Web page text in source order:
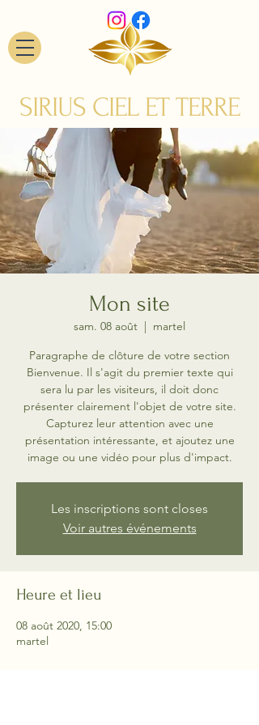
SIRIUS CIEL ET TERRE
Mon site
sam. 08 août
  |
martel
Paragraphe de clôture de votre section
Bienvenue. Il s'agit du premier texte qui
sera lu par les visiteurs, il doit donc
présenter clairement l'objet de votre site.
Capturez leur attention avec une
présentation intéressante, et ajoutez une
image ou une vidéo pour plus d'impact.
Les inscriptions sont closes
Voir autres événements
Heure et lieu
08 août 2020, 15:00
martel